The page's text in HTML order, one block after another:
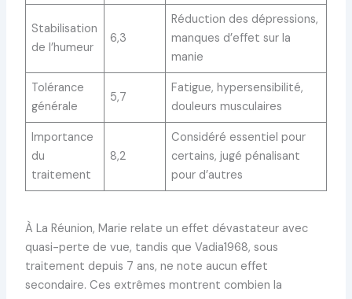
Stabilisation
de l’humeur
6,3
Réduction des dépressions,
manques d’effet sur la
manie
Tolérance
générale
5,7
Fatigue, hypersensibilité,
douleurs musculaires
Importance
du
traitement
8,2
Considéré essentiel pour
certains, jugé pénalisant
pour d’autres
À La Réunion, Marie relate un effet dévastateur avec
quasi-perte de vue, tandis que Vadia1968, sous
traitement depuis 7 ans, ne note aucun effet
secondaire. Ces extrêmes montrent combien la